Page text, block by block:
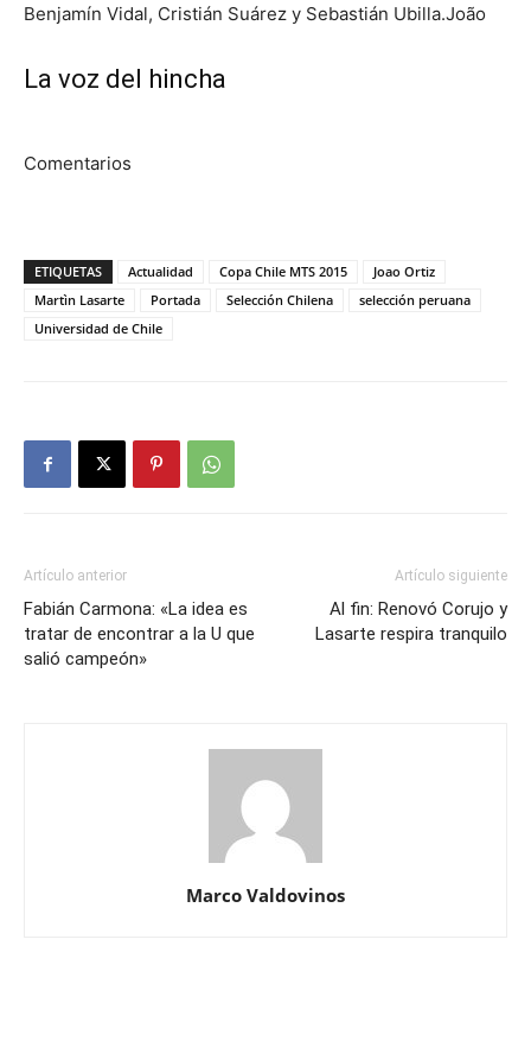
Benjamín Vidal, Cristián Suárez y Sebastián Ubilla.João
La voz del hincha
Comentarios
ETIQUETAS Actualidad Copa Chile MTS 2015
Joao Ortiz
Martìn Lasarte
Portada Selección Chilena
selección peruana
Universidad de Chile
Artículo anterior
Fabián Carmona: «La idea es
tratar de encontrar a la U que
salió campeón»
Artículo siguiente
Al fin: Renovó Corujo y
Lasarte respira tranquilo
Marco Valdovinos